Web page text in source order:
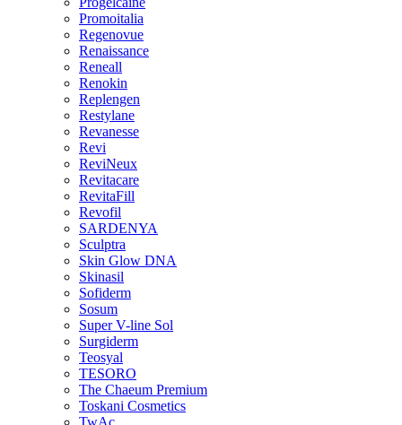
Promoitalia
Regenovue
Renaissance
Reneall
Renokin
Replengen
Restylane
Revanesse
Revi
ReviNeux
Revitacare
RevitaFill
Revofil
SARDENYA
Sculptra
Skin Glow DNA
Skinasil
Sofiderm
Sosum
Super V-line Sol
Surgiderm
Teosyal
TESORO
The Chaeum Premium
Toskani Cosmetics
TwAc